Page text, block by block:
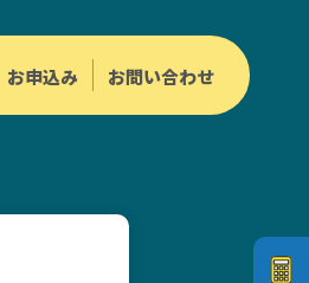
お申込み お問い合わせ